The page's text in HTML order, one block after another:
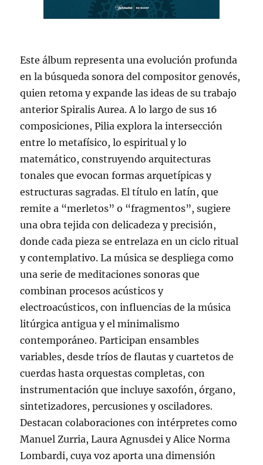
Este álbum representa una evolución profunda
en la búsqueda sonora del compositor genovés,
quien retoma y expande las ideas de su trabajo
anterior Spiralis Aurea. A lo largo de sus 16
composiciones, Pilia explora la intersección
entre lo metafísico, lo espiritual y lo
matemático, construyendo arquitecturas
tonales que evocan formas arquetípicas y
estructuras sagradas. El título en latín, que
remite a “merletos” o “fragmentos”, sugiere
una obra tejida con delicadeza y precisión,
donde cada pieza se entrelaza en un ciclo ritual
y contemplativo. La música se despliega como
una serie de meditaciones sonoras que
combinan procesos acústicos y
electroacústicos, con influencias de la música
litúrgica antigua y el minimalismo
contemporáneo. Participan ensambles
variables, desde tríos de flautas y cuartetos de
cuerdas hasta orquestas completas, con
instrumentación que incluye saxofón, órgano,
sintetizadores, percusiones y osciladores.
Destacan colaboraciones con intérpretes como
Manuel Zurria, Laura Agnusdei y Alice Norma
Lombardi, cuya voz aporta una dimensión